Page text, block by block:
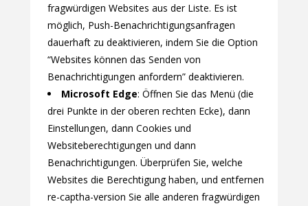
fragwürdigen Websites aus der Liste. Es ist
möglich, Push-Benachrichtigungsanfragen
dauerhaft zu deaktivieren, indem Sie die Option
“Websites können das Senden von
Benachrichtigungen anfordern” deaktivieren.
Microsoft Edge: Öffnen Sie das Menü (die
drei Punkte in der oberen rechten Ecke), dann
Einstellungen, dann Cookies und
Websiteberechtigungen und dann
Benachrichtigungen. Überprüfen Sie, welche
Websites die Berechtigung haben, und entfernen
re-captha-version Sie alle anderen fragwürdigen